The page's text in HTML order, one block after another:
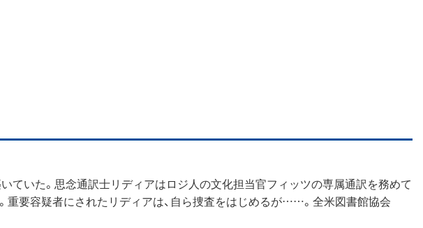
ていた。思念通訳士リディアはロジ人の文化担当官フィッツの専属通訳を務めて
重要容疑者にされたリディアは、自ら捜査をはじめるが……。全米図書館協会